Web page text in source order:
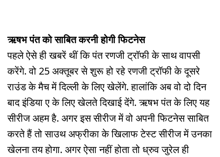
ऋषभ पंत को साबित करनी होगी फिटनेस
पहले ऐसे ही खबरें थीं कि पंत रणजी ट्रॉफी के साथ वापसी
करेंगे. वो 25 अक्तूबर से शुरू हो रहे रणजी ट्रॉफी के दूसरे
राउंड के मैच में दिल्ली के लिए खेलेंगे. हालांकि अब वो दो दिन
बाद इंडिया ए के लिए खेलते दिखाई देंगे. ऋषभ पंत के लिए यह
सीरीज अहम है. अगर इस सीरीज में वो अपनी फिटनेस साबित
करते हैं तो साउथ अफ्रीका के खिलाफ टेस्ट सीरीज में उनका
खेलना तय होगा. अगर ऐसा नहीं होता तो ध्रुव जुरेल ही